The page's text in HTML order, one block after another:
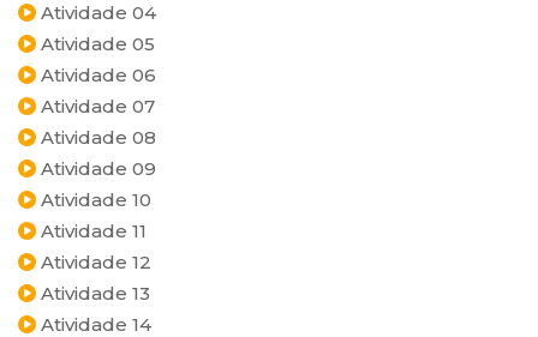
Atividade 04
Atividade 05
Atividade 06
Atividade 07
Atividade 08
Atividade 09
Atividade 10
Atividade 11
Atividade 12
Atividade 13
Atividade 14